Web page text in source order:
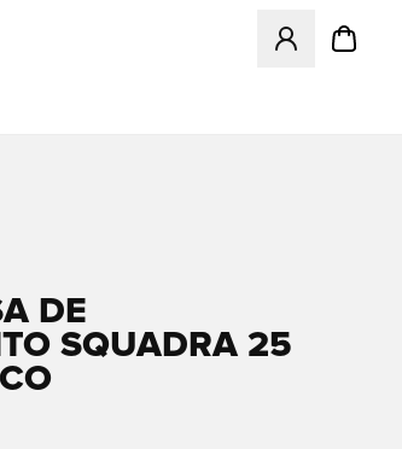
Abre un modal
DE
SQUADRA 25